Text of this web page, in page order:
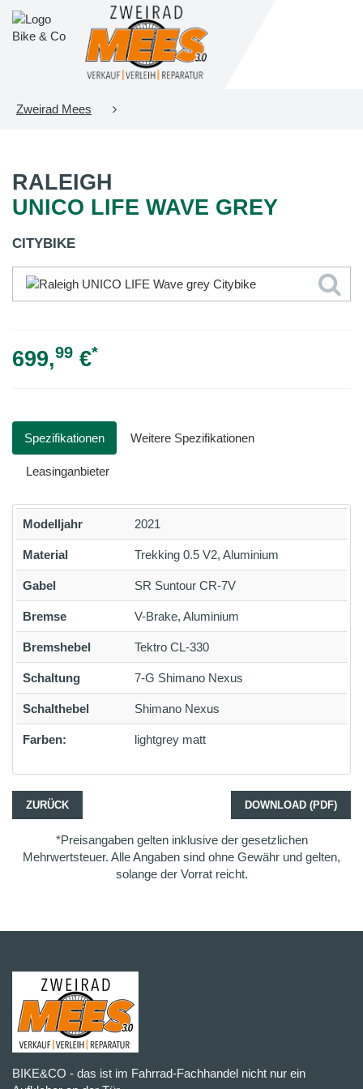
Zweirad Mees
RALEIGH
UNICO LIFE WAVE GREY
CITYBIKE
699,99 €*
Spezifikationen Weitere Spezifikationen
Leasinganbieter
Modelljahr 2021
Material Trekking 0.5 V2, Aluminium
Gabel SR Suntour CR-7V
Bremse V-Brake, Aluminium
Bremshebel Tektro CL-330
Schaltung 7-G Shimano Nexus
Schalthebel Shimano Nexus
Farben: lightgrey matt
ZURÜCK DOWNLOAD (PDF)
*Preisangaben gelten inklusive der gesetzlichen
Mehrwertsteuer. Alle Angaben sind ohne Gewähr und gelten,
solange der Vorrat reicht.
BIKE&CO - das ist im Fahrrad-Fachhandel nicht nur ein